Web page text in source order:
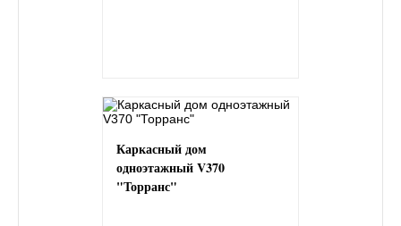
Каркасный дом
одноэтажный V370
"Торранс"